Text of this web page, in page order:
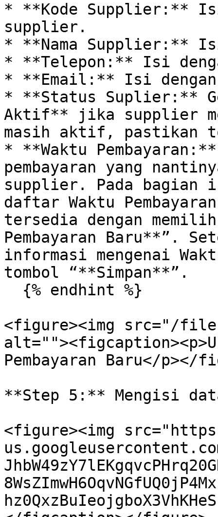
* **Kode Supplier:** Isi
supplier.
* **Nama Supplier:**
* **Telepon:** Isi
* **Email:** Isi
* **Status Suplier:**
Aktif** jika supplier
masih aktif, pastikan
* **Waktu
pembayaran yang
supplier. Pada bagian
daftar Waktu
tersedia dengan
Pembayaran Baru**”.
informasi mengenai
tombol “**Simpan**”.
<figure><img src="/
Pembayaran Baru</
**Step 5:** Mengisi
<figure><img
us.googleusercontent.com/